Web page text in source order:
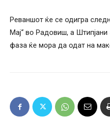
Реваншот ќе се одигра
Мај“ во Радовиш, а
фаза ќе мора да одат на